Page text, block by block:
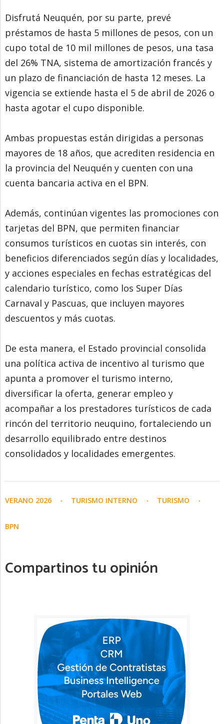
Disfrutá Neuquén, por su parte, prevé
préstamos de hasta 5 millones de pesos, con un
cupo total de 10 mil millones de pesos, una tasa
del 26% TNA, sistema de amortización francés y
un plazo de financiación de hasta 12 meses. La
vigencia se extiende hasta el 5 de abril de 2026 o
hasta agotar el cupo disponible.
Ambas propuestas están dirigidas a personas
mayores de 18 años, que acrediten residencia en
la provincia del Neuquén y cuenten con una
cuenta bancaria activa en el BPN.
Además, continúan vigentes las promociones con
tarjetas del BPN, que permiten financiar
consumos turísticos en cuotas sin interés, con
beneficios diferenciados según días y localidades,
y acciones especiales en fechas estratégicas del
calendario turístico, como los Super Días
Carnaval y Pascuas, que incluyen mayores
descuentos y más cuotas.
De esta manera, el Estado provincial consolida
una política activa de incentivo al turismo que
apunta a promover el turismo interno,
diversificar la oferta, generar empleo y
acompañar a los prestadores turísticos de cada
rincón del territorio neuquino, fortaleciendo un
desarrollo equilibrado entre destinos
consolidados y localidades emergentes.
VERANO 2026 TURISMO INTERNO TURISMO
BPN
Compartinos tu opinión